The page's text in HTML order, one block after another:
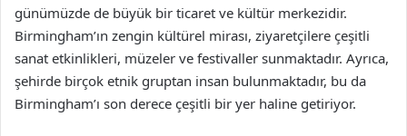
günümüzde de büyük bir ticaret ve kültür merkezidir.
Birmingham’ın zengin kültürel mirası, ziyaretçilere çeşitli
sanat etkinlikleri, müzeler ve festivaller sunmaktadır. Ayrıca,
şehirde birçok etnik gruptan insan bulunmaktadır, bu da
Birmingham’ı son derece çeşitli bir yer haline getiriyor.